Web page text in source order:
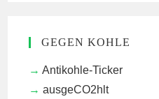
GEGEN KOHLE
Antikohle-Ticker
ausgeCO2hlt